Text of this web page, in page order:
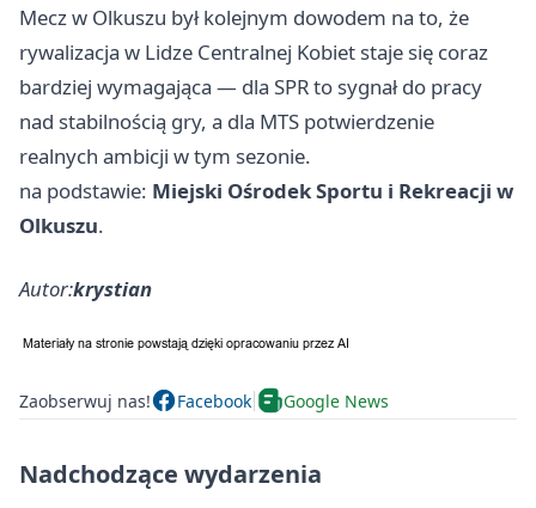
Mecz w Olkuszu był kolejnym dowodem na to, że
rywalizacja w Lidze Centralnej Kobiet staje się coraz
bardziej wymagająca — dla SPR to sygnał do pracy
nad stabilnością gry, a dla MTS potwierdzenie
realnych ambicji w tym sezonie.
na podstawie: Miejski Ośrodek Sportu i Rekreacji w
Olkuszu.
Autor:krystian
Zaobserwuj nas! Facebook Google News
Nadchodzące wydarzenia